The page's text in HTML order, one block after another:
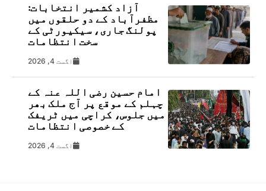
آزاد کشمیر انتخابات:
مظفرآباد کے دو حلقوں میں
پولنگ جاری، سیکیورٹی کے
سخت انتظامات
اگست 4, 2026
امام حسین رضی اللہ عنہ کے
چہلم کے موقع پر آج ملک بھر
میں جلوس، کراچی میں ٹریفک
کے خصوصی انتظامات
اگست 4, 2026